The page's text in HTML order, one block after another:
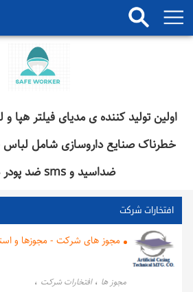
اولین تولید کننده ی مدیای فیلتر هپا
خطرناک صنایع داروسازی شامل لباس
ضداسید و sms ضد پودر در کشور
افتخارات شرکت
مجوز های شرکت - مجوزها و
مجوز ها ، افتخارات شرکت ،